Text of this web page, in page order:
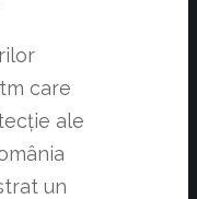
care
ale
un